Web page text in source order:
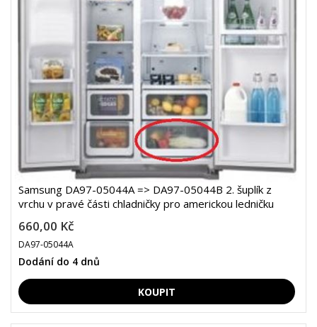
Samsung DA97-05044A => DA97-05044B 2. šuplík z
vrchu v pravé části chladničky pro americkou ledničku
660,00 Kč
DA97-05044A
Dodání do 4 dnů